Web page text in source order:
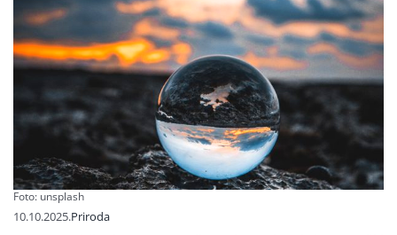
Finansiranje
O nama
Foto: unsplash
10.10.2025.Priroda